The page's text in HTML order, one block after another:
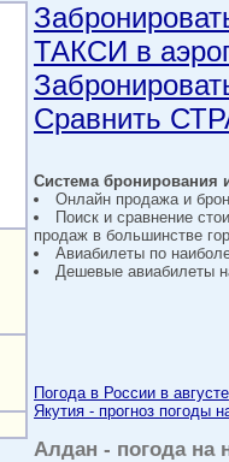
ТАКСИ в
Сравнить
Система бронирования
Онлайн продажа и
Поиск и сравнение
продаж в большинстве
Авиабилеты по
Дешевые авиабилеты
Погода в России в
Якутия - прогноз погоды
Алдан - погода на